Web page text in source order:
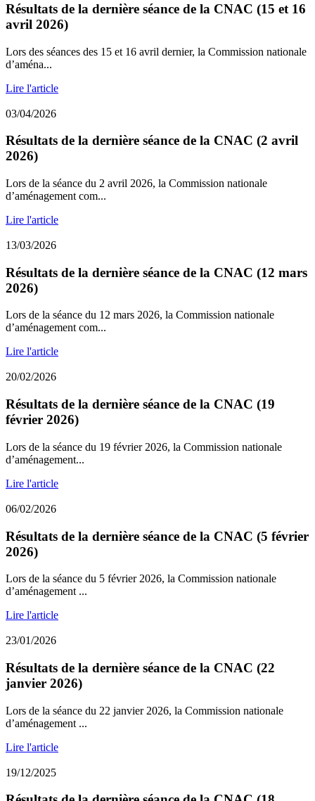
Résultats de la dernière séance de la CNAC (15 et 16
avril 2026)
Lors des séances des 15 et 16 avril dernier, la Commission nationale
d’aména...
Lire l'article
03/04/2026
Résultats de la dernière séance de la CNAC (2 avril
2026)
Lors de la séance du 2 avril 2026, la Commission nationale
d’aménagement com...
Lire l'article
13/03/2026
Résultats de la dernière séance de la CNAC (12 mars
2026)
Lors de la séance du 12 mars 2026, la Commission nationale
d’aménagement com...
Lire l'article
20/02/2026
Résultats de la dernière séance de la CNAC (19
février 2026)
Lors de la séance du 19 février 2026, la Commission nationale
d’aménagement...
Lire l'article
06/02/2026
Résultats de la dernière séance de la CNAC (5 février
2026)
Lors de la séance du 5 février 2026, la Commission nationale
d’aménagement ...
Lire l'article
23/01/2026
Résultats de la dernière séance de la CNAC (22
janvier 2026)
Lors de la séance du 22 janvier 2026, la Commission nationale
d’aménagement ...
Lire l'article
19/12/2025